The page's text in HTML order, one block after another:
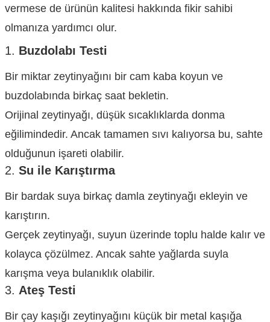
vermese de ürünün kalitesi hakkında fikir sahibi
olmanıza yardımcı olur.
1. Buzdolabı Testi
Bir miktar zeytinyağını bir cam kaba koyun ve
buzdolabında birkaç saat bekletin.
Orijinal zeytinyağı, düşük sıcaklıklarda donma
eğilimindedir. Ancak tamamen sıvı kalıyorsa bu, sahte
olduğunun işareti olabilir.
2. Su ile Karıştırma
Bir bardak suya birkaç damla zeytinyağı ekleyin ve
karıştırın.
Gerçek zeytinyağı, suyun üzerinde toplu halde kalır ve
kolayca çözülmez. Ancak sahte yağlarda suyla
karışma veya bulanıklık olabilir.
3. Ateş Testi
Bir çay kaşığı zeytinyağını küçük bir metal kaşığa